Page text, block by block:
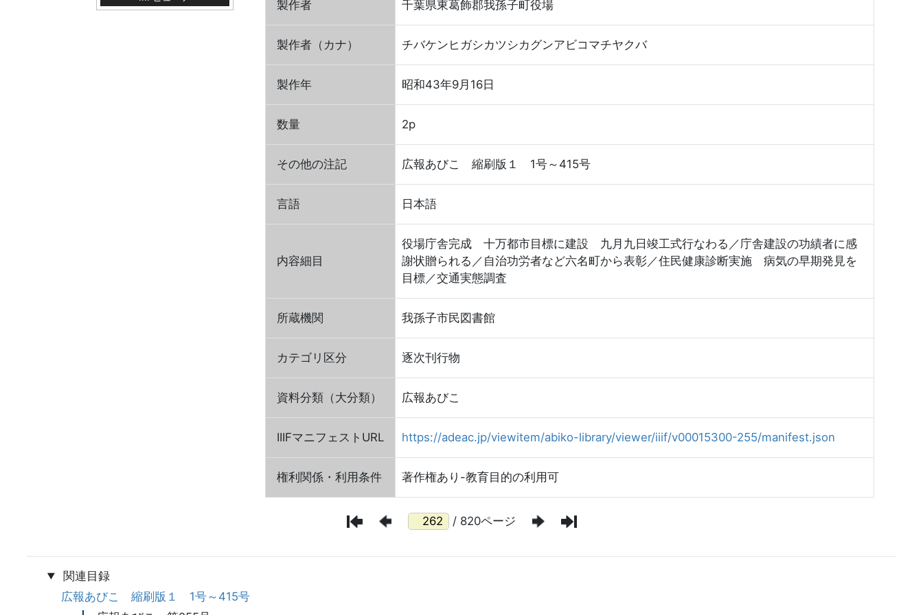
製作者 千葉県東葛飾郡我孫子町役場
製作者（カナ） チバケンヒガシカツシカグンアビコマチヤクバ
製作年 昭和43年9月16日
数量 2p
その他の注記 広報あびこ 縮刷版１ 1号～415号
言語 日本語
内容細目
役場庁舎完成 十万都市目標に建設 九月九日竣工式行なわる／庁舎建設の功績者に感
謝状贈られる／自治功労者など六名町から表彰／住民健康診断実施 病気の早期発見を
目標／交通実態調査
所蔵機関 我孫子市民図書館
カテゴリ区分 逐次刊行物
資料分類（大分類） 広報あびこ
IIIFマニフェストURL https://adeac.jp/viewitem/abiko-library/viewer/iiif/v00015300-255/manifest.json
権利関係・利用条件 著作権あり-教育目的の利用可
/ 820ページ
関連目録
広報あびこ 縮刷版１ 1号～415号